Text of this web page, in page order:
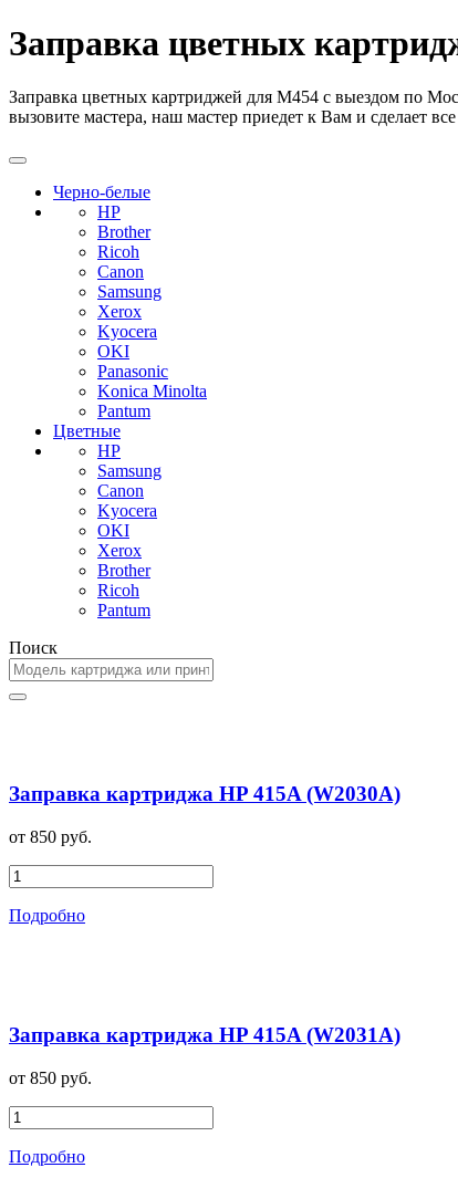
Заправка цветных
Заправка цветных картриджей для M454 с выездом по
вызовите мастера, наш мастер приедет к Вам и сделает
Черно-белые
HP
Brother
Ricoh
Canon
Samsung
Xerox
Kyocera
OKI
Panasonic
Konica Minolta
Pantum
Цветные
HP
Samsung
Canon
Kyocera
OKI
Xerox
Brother
Ricoh
Pantum
Поиск
Заправка картриджа HP 415A (W2030A)
от 850 руб.
Подробно
Заправка картриджа HP 415A (W2031A)
от 850 руб.
Подробно